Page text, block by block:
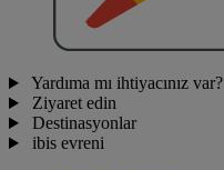
Yardıma mı ihtiyacınız var?
Ziyaret edin
Destinasyonlar
ibis evreni